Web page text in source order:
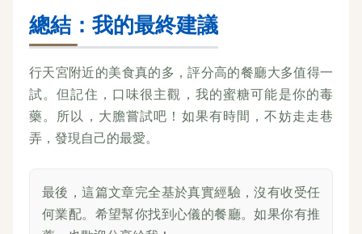
總結：我的最終建議
行天宮附近的美食真的多，評分高的餐廳大多值得一
試。但記住，口味很主觀，我的蜜糖可能是你的毒
藥。所以，大膽嘗試吧！如果有時間，不妨走走巷
弄，發現自己的最愛。
最後，這篇文章完全基於真實經驗，沒有收受任
何業配。希望幫你找到心儀的餐廳。如果你有推